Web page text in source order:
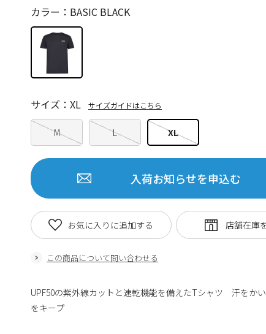
カラー：BASIC BLACK
M L XL
サイズ：XL サイズガイドはこちら
入荷お知らせを申込む
この商品について問い合わせる
お気に入りに追加する
UPF50の紫外線カットと速乾機能を備えたTシャツ 汗をか
をキープ